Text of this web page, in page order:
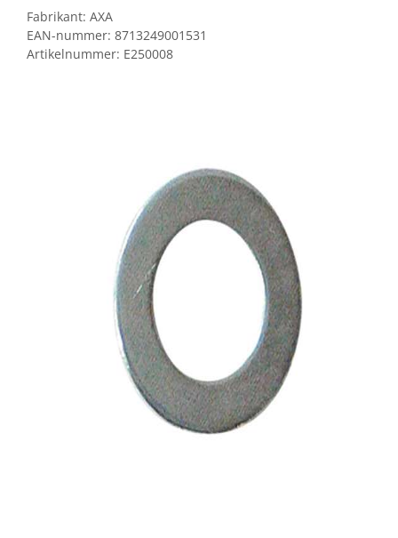
Fabrikant: AXA
EAN-nummer: 8713249001531
Artikelnummer: E250008